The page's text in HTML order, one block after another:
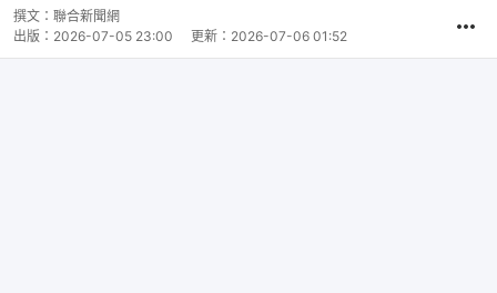
撰文： 聯合新聞網
出版： 2026-07-05 23:00 更新： 2026-07-06 01:52